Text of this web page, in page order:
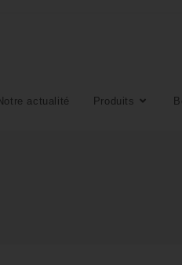
actualité Produits